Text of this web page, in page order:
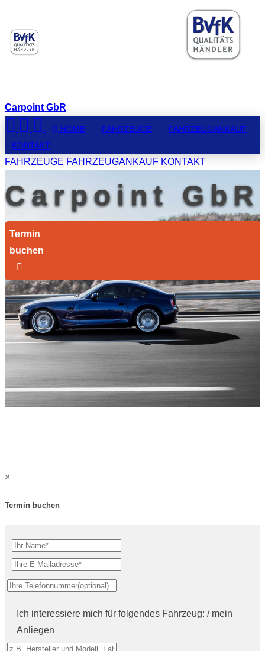
Carpoint GbR
HOME FAHRZEUGE
FAHRZEUGANKAUF
KONTAKT
FAHRZEUGE FAHRZEUGANKAUF KONTAKT
Carpoint GbR
Termin
buchen
×
Termin buchen
Ich interessiere mich für folgendes Fahrzeug: / mein
Anliegen